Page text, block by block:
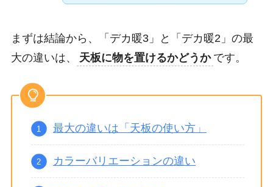
まずは結論から、「デカ暖3」と「デカ暖2」の最
大の違いは、
天板に物を置けるかどうか です。
最大の違いは「天板の使い方」
カラーバリエーションの違い